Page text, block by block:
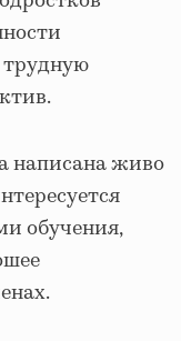
написана живо
обучения,